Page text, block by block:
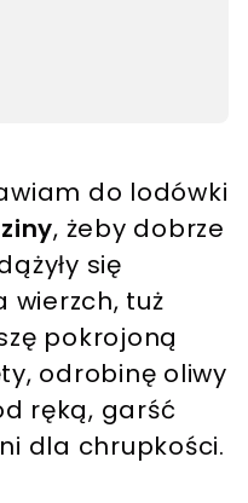
do lodówki
, żeby dobrze
się
wierzch, tuż
pokrojoną
odrobinę oliwy
ręką, garść
dla chrupkości.